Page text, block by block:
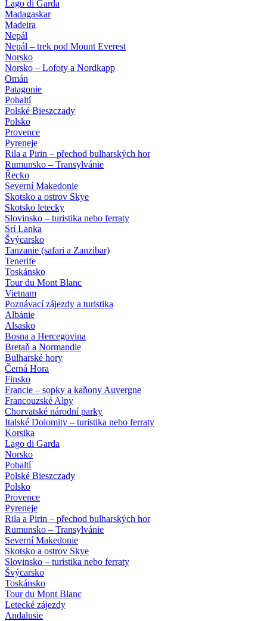
Lago di Garda
Madagaskar
Madeira
Nepál
Nepál – trek pod Mount Everest
Norsko
Norsko – Lofoty a Nordkapp
Omán
Patagonie
Pobaltí
Polské Bieszczady
Polsko
Provence
Pyreneje
Rila a Pirin – přechod bulharských hor
Rumunsko – Transylvánie
Řecko
Severní Makedonie
Skotsko a ostrov Skye
Skotsko letecky
Slovinsko – turistika nebo ferraty
Srí Lanka
Švýcarsko
Tanzanie (safari a Zanzibar)
Tenerife
Toskánsko
Tour du Mont Blanc
Vietnam
Poznávací zájezdy a turistika
Albánie
Alsasko
Bosna a Hercegovina
Bretaň a Normandie
Bulharské hory
Černá Hora
Finsko
Francie – sopky a kaňony Auvergne
Francouzské Alpy
Chorvatské národní parky
Italské Dolomity – turistika nebo ferraty
Korsika
Lago di Garda
Norsko
Pobaltí
Polské Bieszczady
Polsko
Provence
Pyreneje
Rila a Pirin – přechod bulharských hor
Rumunsko – Transylvánie
Severní Makedonie
Skotsko a ostrov Skye
Slovinsko – turistika nebo ferraty
Švýcarsko
Toskánsko
Tour du Mont Blanc
Letecké zájezdy
Andalusie